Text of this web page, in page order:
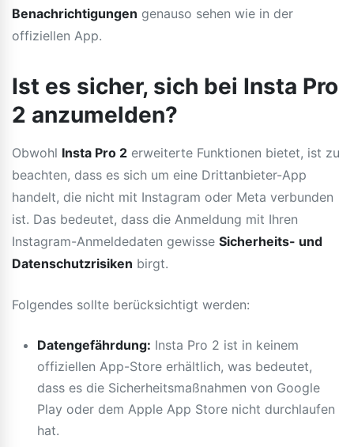
Benachrichtigungen genauso sehen wie in der
offiziellen App.
Ist es sicher, sich bei Insta Pro
2 anzumelden?
Obwohl Insta Pro 2 erweiterte Funktionen bietet, ist zu
beachten, dass es sich um eine Drittanbieter-App
handelt, die nicht mit Instagram oder Meta verbunden
ist. Das bedeutet, dass die Anmeldung mit Ihren
Instagram-Anmeldedaten gewisse Sicherheits- und
Datenschutzrisiken birgt.
Folgendes sollte berücksichtigt werden:
Datengefährdung: Insta Pro 2 ist in keinem
offiziellen App-Store erhältlich, was bedeutet,
dass es die Sicherheitsmaßnahmen von Google
Play oder dem Apple App Store nicht durchlaufen
hat.